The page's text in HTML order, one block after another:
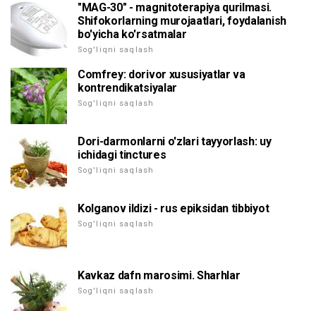
"MAG-30" - magnitoterapiya qurilmasi.
Shifokorlarning murojaatlari, foydalanish
bo'yicha ko'rsatmalar
Sog'liqni saqlash
Comfrey: dorivor xususiyatlar va
kontrendikatsiyalar
Sog'liqni saqlash
Dori-darmonlarni o'zlari tayyorlash: uy
ichidagi tinctures
Sog'liqni saqlash
Kolganov ildizi - rus epiksidan tibbiyot
Sog'liqni saqlash
Kavkaz dafn marosimi. Sharhlar
Sog'liqni saqlash